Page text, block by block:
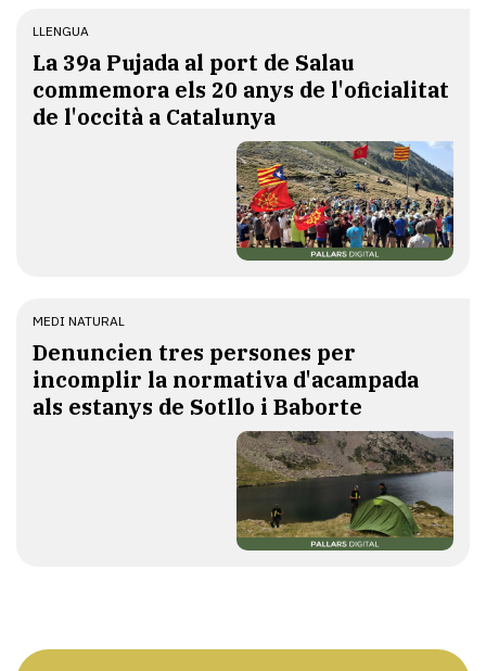
LLENGUA
​La 39a Pujada al port de Salau
commemora els 20 anys de l'oficialitat
de l'occità a Catalunya
MEDI NATURAL
Denuncien tres persones per
incomplir la normativa d'acampada
als estanys de Sotllo i Baborte